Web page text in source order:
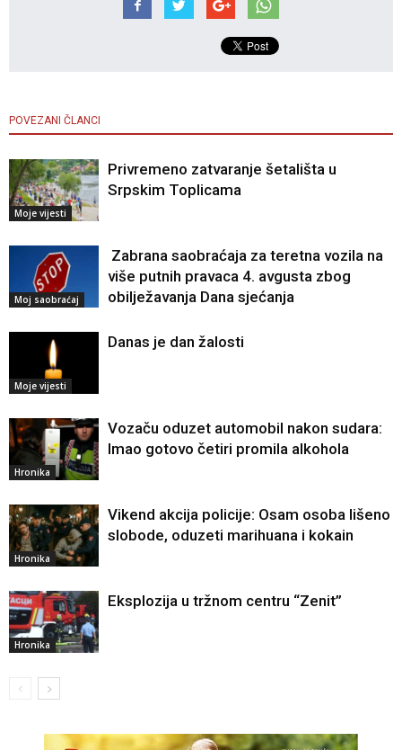
POVEZANI ČLANCI
Moje vijesti
Privremeno zatvaranje šetališta u
Srpskim Toplicama
Moj saobraćaj
Zabrana saobraćaja za teretna vozila na
više putnih pravaca 4. avgusta zbog
obilježavanja Dana sjećanja
Moje vijesti
Danas je dan žalosti
Hronika
Vozaču oduzet automobil nakon sudara:
Imao gotovo četiri promila alkohola
Hronika
Vikend akcija policije: Osam osoba lišeno
slobode, oduzeti marihuana i kokain
Hronika
Eksplozija u tržnom centru “Zenit”